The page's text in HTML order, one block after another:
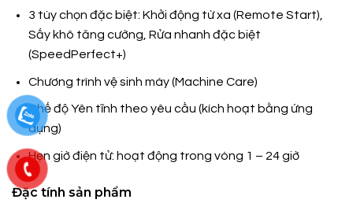
3 tùy chọn đặc biệt: Khởi động từ xa (Remote Start),
Sấy khô tăng cường, Rửa nhanh đặc biệt
(SpeedPerfect+)
Chương trình vệ sinh máy (Machine Care)
Chế độ Yên tĩnh theo yêu cầu (kích hoạt bằng ứng
dụng)
Hẹn giờ điện tử: hoạt động trong vòng 1 – 24 giờ
Đặc tính sản phẩm